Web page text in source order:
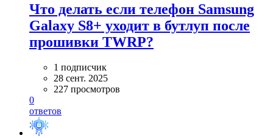
Что делать если телефон Samsung
Galaxy S8+ уходит в бутлуп после
прошивки TWRP?
1 подписчик
28 сент. 2025
227 просмотров
0
ответов